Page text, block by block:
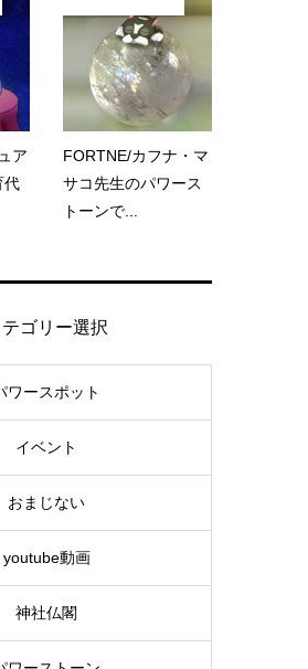
ア
代
FORTNE/カフナ・マ
サコ先生のパワース
トーンで...
テゴリー選択
ワースポット
イベント
おまじない
youtube動画
神社仏閣